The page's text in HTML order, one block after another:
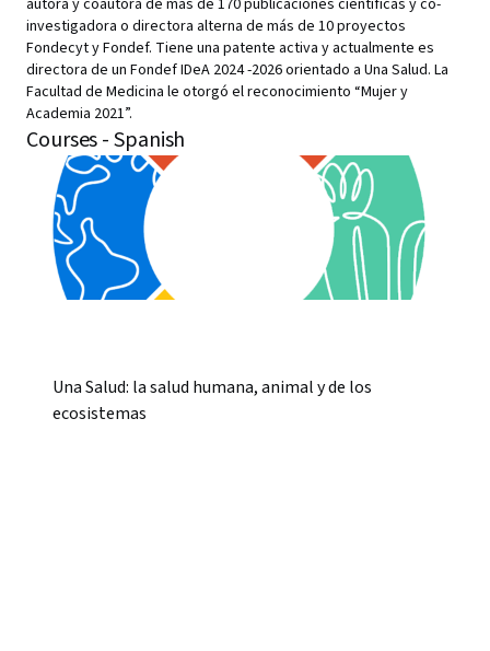
autora y coautora de más de 170 publicaciones científicas y co-
investigadora o directora alterna de más de 10 proyectos
Fondecyt y Fondef. Tiene una patente activa y actualmente es
directora de un Fondef IDeA 2024 -2026 orientado a Una Salud. La
Facultad de Medicina le otorgó el reconocimiento “Mujer y
Academia 2021”.
Courses - Spanish
Una Salud: la salud humana, animal y de los
ecosistemas